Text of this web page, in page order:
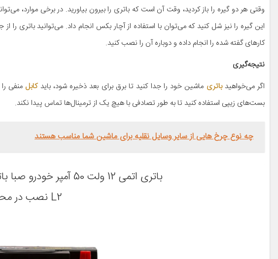
وقتی هر دو گیره را باز کردید، وقت آن است که باتری را بیرون بیاورید. در برخی موارد،
این گیره را نیز شل کنید که می‌توان با استفاده از آچار بکس انجام داد. می‌توانید باتری را
کارهای گفته شده را انجام داده و دوباره آن را نصب کنید.
نتیجه‌گیری
اگر می‌خواهیدباتری ماشین خود را جدا کنید تا برق برای بعد ذخیره شود، بایدکابل منفی
بست‌های زیپی استفاده کنید تا به طور تصادفی با هیچ یک از ترمینال‌ها تماس پیدا نکند.
چه نوع چرخ هایی از سایر وسایل نقلیه برای ماشین شما مناسب هستند
L2 نصب در محل